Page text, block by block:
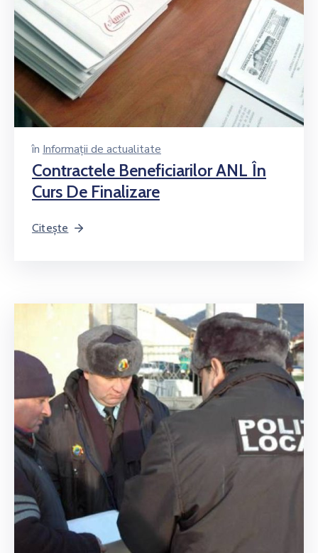
în Informații de actualitate
Contractele Beneficiarilor ANL În
Curs De Finalizare
Citește